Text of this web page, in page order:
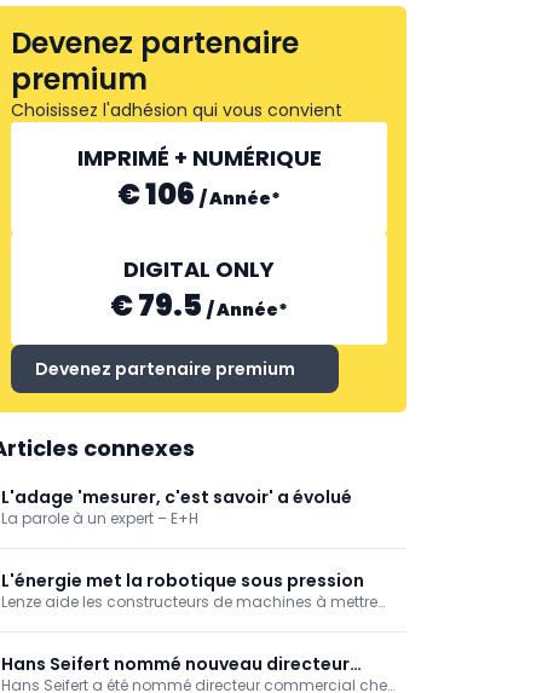
GARDNER DENVER
NEDERLAND
Devenez partenaire
premium
Choisissez l'adhésion qui vous convient
IMPRIMÉ + NUMÉRIQUE
€ 106 /Année*
DIGITAL ONLY
€ 79.5 /Année*
Devenez partenaire premium
connexes
L'adage 'mesurer, c'est savoir' a évolué
La parole à un expert – E+H
L'énergie met la robotique sous pression
Lenze aide les constructeurs de machines à mettre
intelligente, une réduction des pics de charge et une
automatisation efficace garantissent une
Hans Seifert nommé nouveau directeur
commercial chez SIGMATEK
Hans Seifert a été nommé directeur commercial chez